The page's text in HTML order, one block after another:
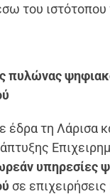
του
πυλώνας
έδρα τη Λάρισα
υπηρεσίες
σε επιχειρήσεις